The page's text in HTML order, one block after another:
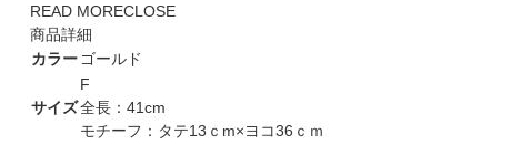
READ MORECLOSE
商品詳細
カラー ゴールド
サイズ
F
全長：41cm
モチーフ：タテ13ｃm×ヨコ36ｃｍ